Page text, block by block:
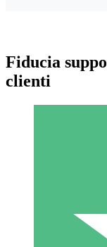
Paga a
Fiducia
clienti